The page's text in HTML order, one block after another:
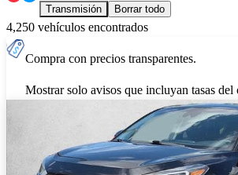
Transmisión Borrar todo
4,250 vehículos encontrados
Compra con precios transparentes.
Mostrar solo avisos que incluyan tasas del